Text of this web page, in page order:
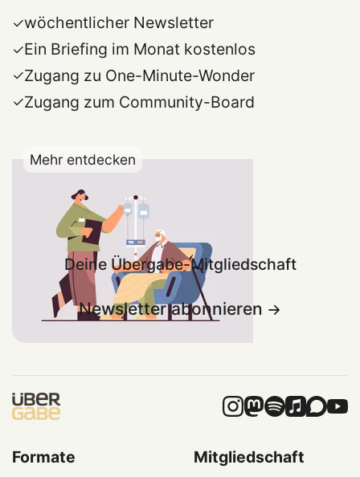
wöchentlicher Newsletter
Ein Briefing im Monat kostenlos
Zugang zu One-Minute-Wonder
Zugang zum Community-Board
Mehr entdecken
Deine Übergabe-Mitgliedschaft
Newsletter abonnieren
Formate Mitgliedschaft